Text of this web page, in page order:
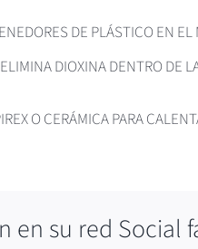
DE PLÁSTICO EN
DIOXINA DENTRO DE
O CERÁMICA PARA
en su red Social